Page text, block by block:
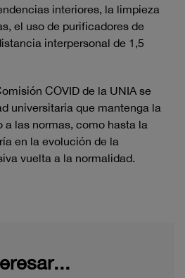
interiores, la limpieza
el uso de purificadores de
interpersonal de 1,5
COVID de la UNIA se
universitaria que mantenga la
a las normas, como hasta la
en la evolución de la
vuelta a la normalidad.